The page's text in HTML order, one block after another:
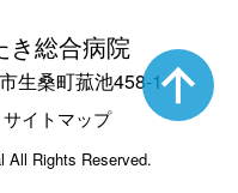
き総合病院
生桑町菰池458-1
サイトマップ
All Rights Reserved.